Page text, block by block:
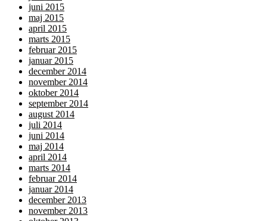
juni 2015
maj 2015
april 2015
marts 2015
februar 2015
januar 2015
december 2014
november 2014
oktober 2014
september 2014
august 2014
juli 2014
juni 2014
maj 2014
april 2014
marts 2014
februar 2014
januar 2014
december 2013
november 2013